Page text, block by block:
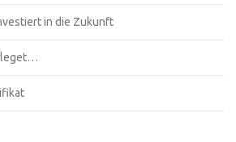
in die Zukunft